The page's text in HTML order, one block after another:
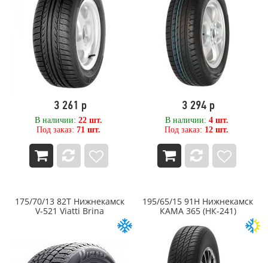
500
520
525
530
540
550
60
600
620
650
680
700
780
KPATOS
Kumho
LANDROCK
LANDSAIL
Landspider
Laufenn
LEAO
LingLong Leao
Marcher
Marshal
Matador
Maxam
MAXTREK
METEOR
MIRAGE
Mitas
3 261 р
В наличии:22 шт.
Под заказ:71 шт.
3 294 р
В наличии: 4 шт.
Под заказ: 12 шт.
175/70/13 82T Нижнекамск
V-521 Viatti Brina
195/65/15 91H Нижнекамск
КАМА 365 (НК-241)